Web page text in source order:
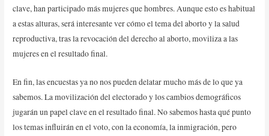
clave, han participado más mujeres que hombres. Aunque esto es habitual
a estas alturas, será interesante ver cómo el tema del aborto y la salud
reproductiva, tras la revocación del derecho al aborto, moviliza a las
mujeres en el resultado final.
En fin, las encuestas ya no nos pueden delatar mucho más de lo que ya
sabemos. La movilización del electorado y los cambios demográficos
jugarán un papel clave en el resultado final. No sabemos hasta qué punto
los temas influirán en el voto, con la economía, la inmigración, pero